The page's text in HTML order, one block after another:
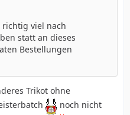
richtig viel nach
statt an dieses
Bestellungen
Trikot ohne
noch nicht